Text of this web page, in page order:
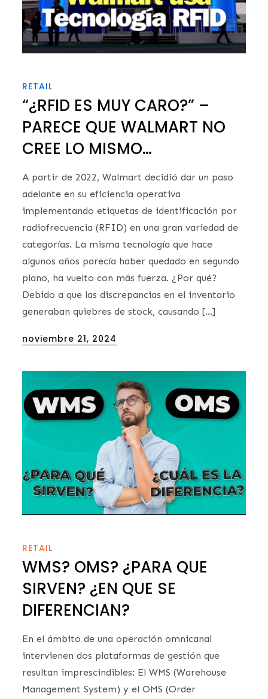
RETAIL
“¿RFID ES MUY CARO?” –
PARECE QUE WALMART NO
CREE LO MISMO…
A partir de 2022, Walmart decidió dar un paso
adelante en su eficiencia operativa
implementando etiquetas de identificación por
radiofrecuencia (RFID) en una gran variedad de
categorías. La misma tecnología que hace
algunos años parecía haber quedado en segundo
plano, ha vuelto con más fuerza. ¿Por qué?
Debido a que las discrepancias en el inventario
generaban quiebres de stock, causando […]
Posted
noviembre 21, 2024
RETAIL
WMS? OMS? ¿PARA QUE
SIRVEN? ¿EN QUE SE
DIFERENCIAN?
En el ámbito de una operación omnicanal
intervienen dos plataformas de gestión que
resultan imprescindibles: El WMS (Warehouse
Management System) y el OMS (Order